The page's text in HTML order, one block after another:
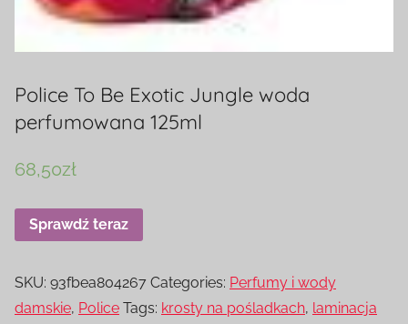
Police To Be Exotic Jungle woda
perfumowana 125ml
68,50zł
Sprawdź teraz
SKU: 93fbea804267 Categories: Perfumy i wody
damskie, Police Tags: krosty na pośladkach, laminacja